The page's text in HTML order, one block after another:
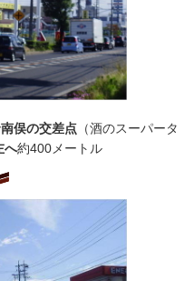
南俣の交差点 （酒のスーパータ
へ約400メートル